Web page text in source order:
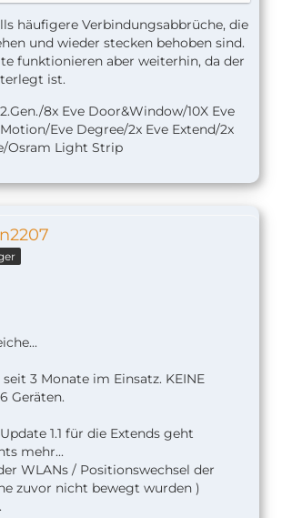
geben. Da an dem Extend 8
werden die Automationen
häufigere Verbindungsabbrüche, die
und wieder stecken behoben sind.
funktionieren aber weiterhin, da der
ist.
8x Eve Door&Window/10X Eve
Eve Degree/2x Eve Extend/2x
Osram Light Strip
seit 3 Monate im Einsatz. KEINE
Geräten.
1.1 für die Extends geht
mehr...
WLANs / Positionswechsel der
zuvor nicht bewegt wurden )